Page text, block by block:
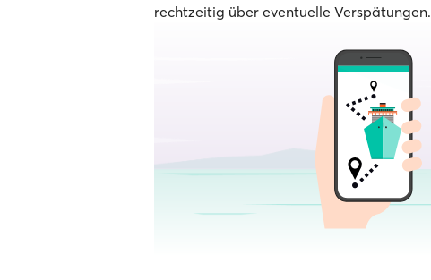
rechtzeitig über eventuelle Verspätungen.